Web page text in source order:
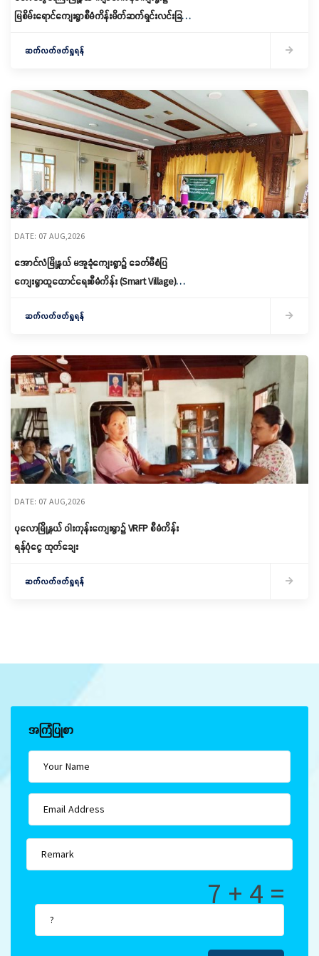
မြစိမ်းရောင်ကျေးရွာစီမံကိန်းမိတ်ဆက်ရှင်းလင်းခြင်း
ဆက်လက်ဖတ်ရှုရန်
DATE: 07 AUG,2026
အောင်လံမြို့နယ် မအူခုံကျေးရွာ၌ ခေတ်မီစံပြ
ကျေးရွာထူထောင်ရေးစီမံကိန်း (Smart Village)
ဆက်လက်ဖတ်ရှုရန်
DATE: 07 AUG,2026
ပုလောမြို့နယ် ဝါးကုန်းကျေးရွာ၌ ‌VRFP စီမံကိန်း
ရန်ပုံငွေ ထုတ်ချေး
ဆက်လက်ဖတ်ရှုရန်
အကြံပြုစာ
7 + 4 =